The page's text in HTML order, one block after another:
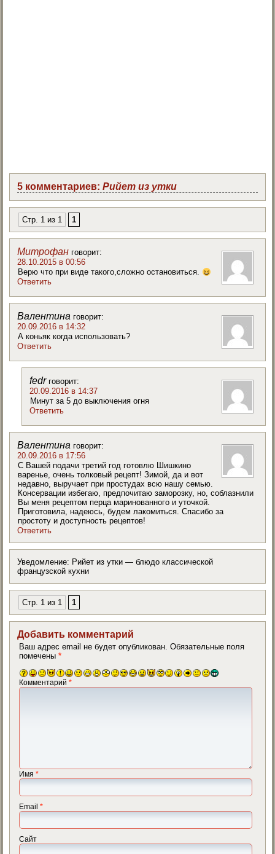
5 комментариев:Рийет из утки
Стр. 1 из 1 1
Митрофан говорит:
28.10.2015 в 00:56
Верю что при виде такого,сложно остановиться.
Ответить
Валентина говорит:
20.09.2016 в 14:32
А коньяк когда использовать?
Ответить
fedr говорит:
20.09.2016 в 14:37
Минут за 5 до выключения огня
Ответить
Валентина говорит:
20.09.2016 в 17:56
С Вашей подачи третий год готовлю Шишкино
варенье, очень толковый рецепт! Зимой, да и вот
недавно, выручает при простудах всю нашу семью.
Консервации избегаю, предпочитаю заморозку, но, соблазнили
Вы меня рецептом перца маринованного и уточкой.
Приготовила, надеюсь, будем лакомиться. Спасибо за
простоту и доступность рецептов!
Ответить
Уведомление: Рийет из утки — блюдо классической
французской кухни
Стр. 1 из 1 1
Добавить комментарий
Ваш адрес email не будет опубликован. Обязательные поля
помечены*
Комментарий*
Имя*
Email*
Сайт